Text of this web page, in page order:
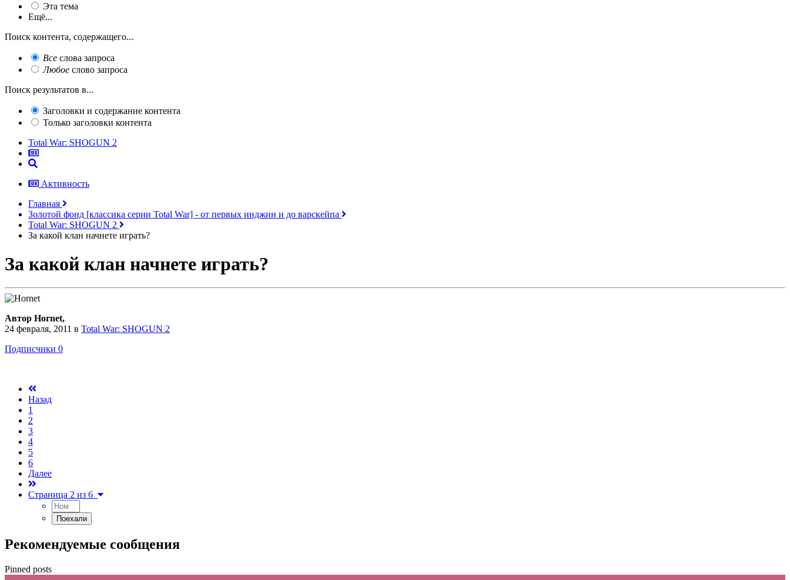
Эта тема
Ещё...
Поиск контента, содержащего...
Все слова запроса
Любое слово запроса
Поиск результатов в...
Заголовки и содержание контента
Только заголовки контента
Total War: SHOGUN 2
Активность
Главная
Золотой фонд [классика серии Total War] - от первых инджин и до варскейпа
Total War: SHOGUN 2
За какой клан начнете играть?
За какой клан начнете играть?
Автор Hornet,
24 февраля, 2011 в Total War: SHOGUN 2
Подписчики 0
Назад
1
2
3
4
5
6
Далее
Страница 2 из 6
Рекомендуемые сообщения
Pinned posts